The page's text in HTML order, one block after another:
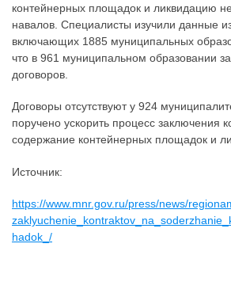
контейнерных площадок и ликвидацию
навалов. Специалисты изучили данные
включающих 1885 муниципальных
что в 961 муниципальном образовании
договоров.
Договоры отсутствуют у 924
поручено ускорить процесс заключения
содержание контейнерных площадок и
Источник:
https://www.mnr.gov.ru/press/news/
hadok_/